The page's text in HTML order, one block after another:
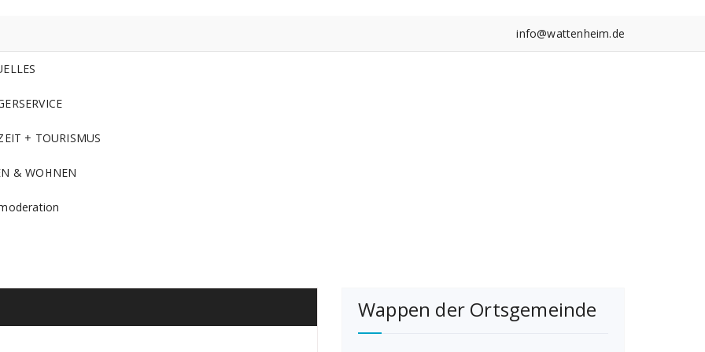
info@wattenheim.de
+ TOURISMUS
& WOHNEN
Wappen der Ortsgemeinde